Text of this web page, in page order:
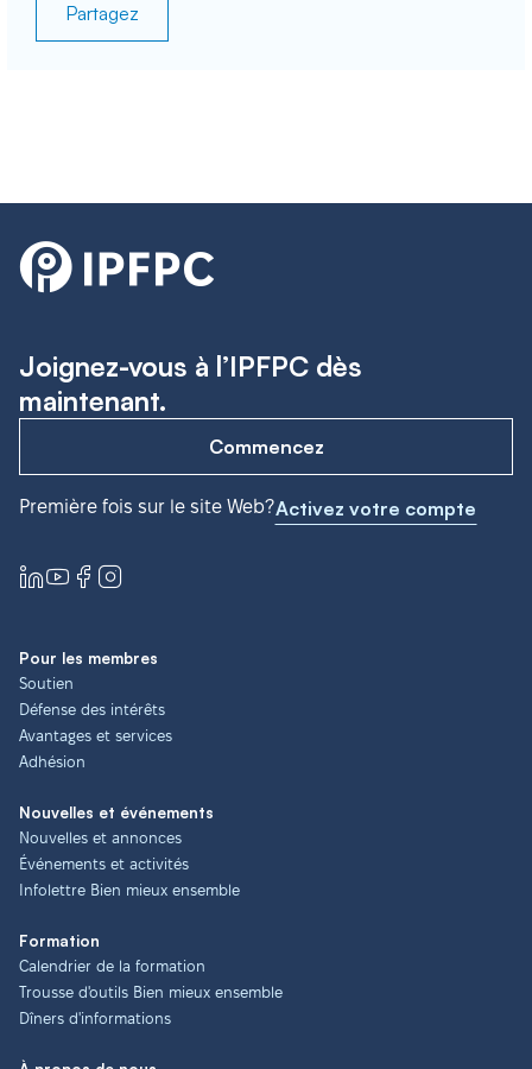
Partagez
Joignez-vous à l’IPFPC dès
maintenant.
Commencez
Première fois sur le site Web?Activez votre compte
Pour les membres
Soutien
Défense des intérêts
Avantages et services
Adhésion
Nouvelles et événements
Nouvelles et annonces
Événements et activités
Infolettre Bien mieux ensemble
Formation
Calendrier de la formation
Trousse d'outils Bien mieux ensemble
Dîners d'informations